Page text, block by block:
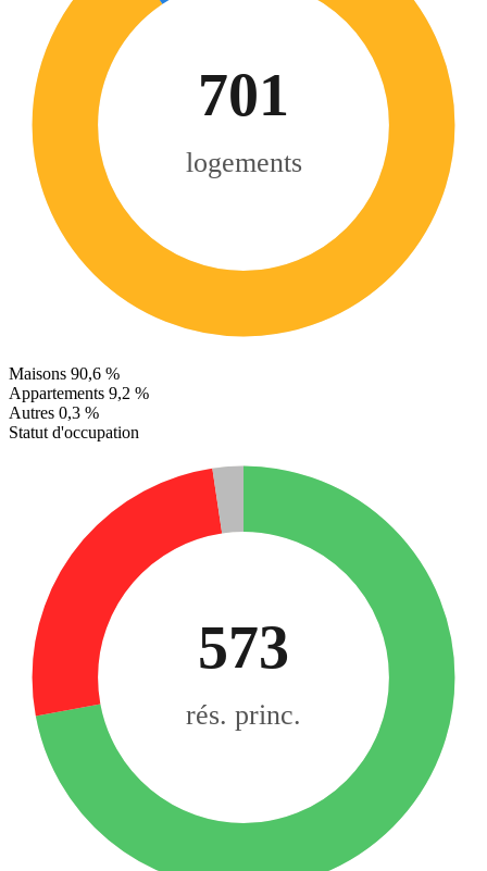
701
logements
Maisons 90,6 %
Appartements 9,2 %
Autres 0,3 %
Statut d'occupation
573
rés. princ.